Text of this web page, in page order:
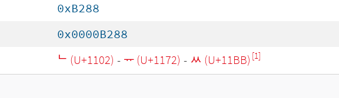
0xB288
0x0000B288
ᄂ (U+1102) - ᅲ (U+1172) - ᆻ (U+11BB) [1]